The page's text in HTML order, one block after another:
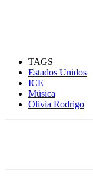
TAGS
Estados Unidos
ICE
Música
Olivia Rodrigo